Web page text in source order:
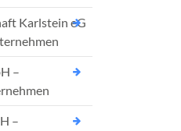
Karlstein eG
–
–